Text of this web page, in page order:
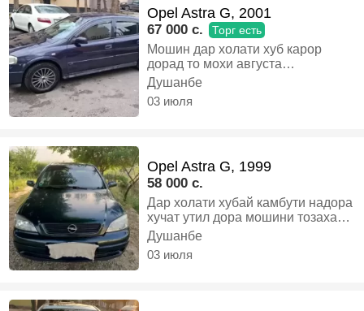
Opel Astra G, 2001
67 000 c. Торг есть
Мошин дар холати хуб карор
дорад то мохи августа
дакументош утил Дора кузуф
вапше пусидаги надора гази евро
4 чорта кискаи букаги матор
Душанбе
03 июля
Opel Astra G, 1999
58 000 c.
Дар холати хубай камбути надора
хучат утил дора мошини тозахай
камтар муомила дорад, Бензин,
Механика, Седан
Душанбе
03 июля